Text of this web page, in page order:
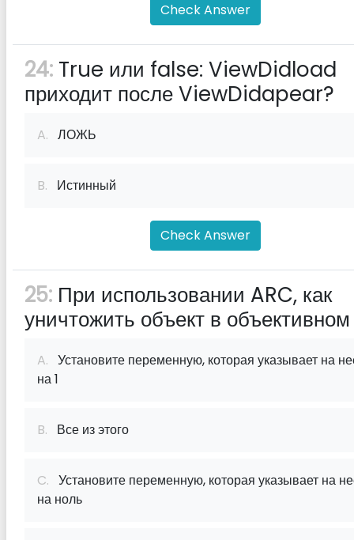
Check Answer
24: True или false: ViewDidload
приходит после ViewDidapear?
A. ЛОЖЬ
B. Истинный
Check Answer
25: При использовании ARC, как
уничтожить объект в
A. Установите переменную, которая указывает на
на 1
B. Все из этого
C. Установите переменную, которая указывает на
на ноль